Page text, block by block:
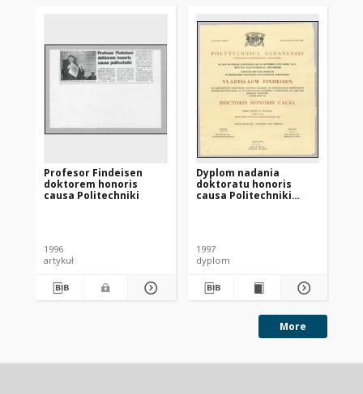
Profesor Findeisen
doktorem honoris
causa Politechniki
1996
artykuł
Dyplom nadania
doktoratu honoris
causa Politechniki
1997
dyplom
More